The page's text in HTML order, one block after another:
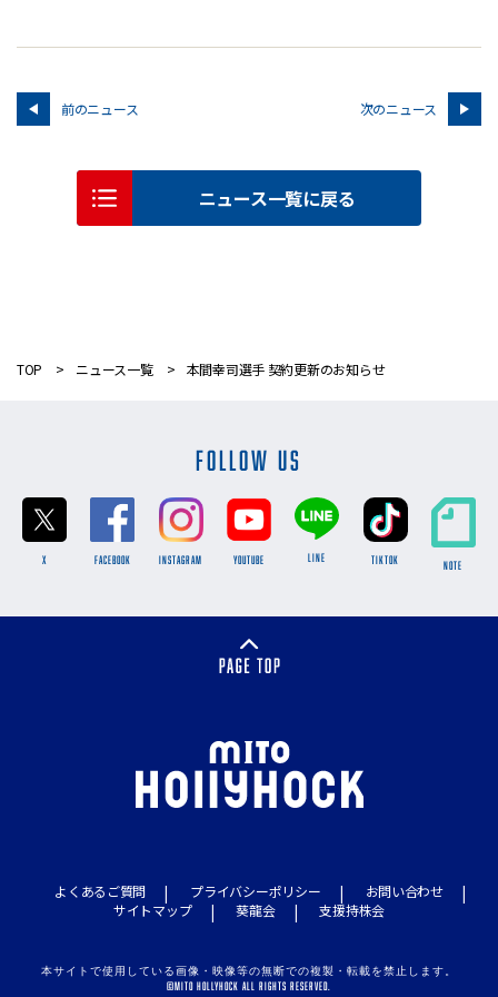
前のニュース 次のニュース
ニュース一覧に戻る
TOP ニュース一覧 本間幸司選手 契約更新のお知らせ
FOLLOW US
X FACEBOOK INSTAGRAM YOUTUBE LINE TikTok NOTE
よくあるご質問 プライバシーポリシー
お問い合わせ
サイトマップ
葵龍会 支援持株会
本サイトで使用している画像・映像等の無断での複製・転載を禁止します。
©MITO HOLLYHOCK ALL RIGHTS RESERVED.